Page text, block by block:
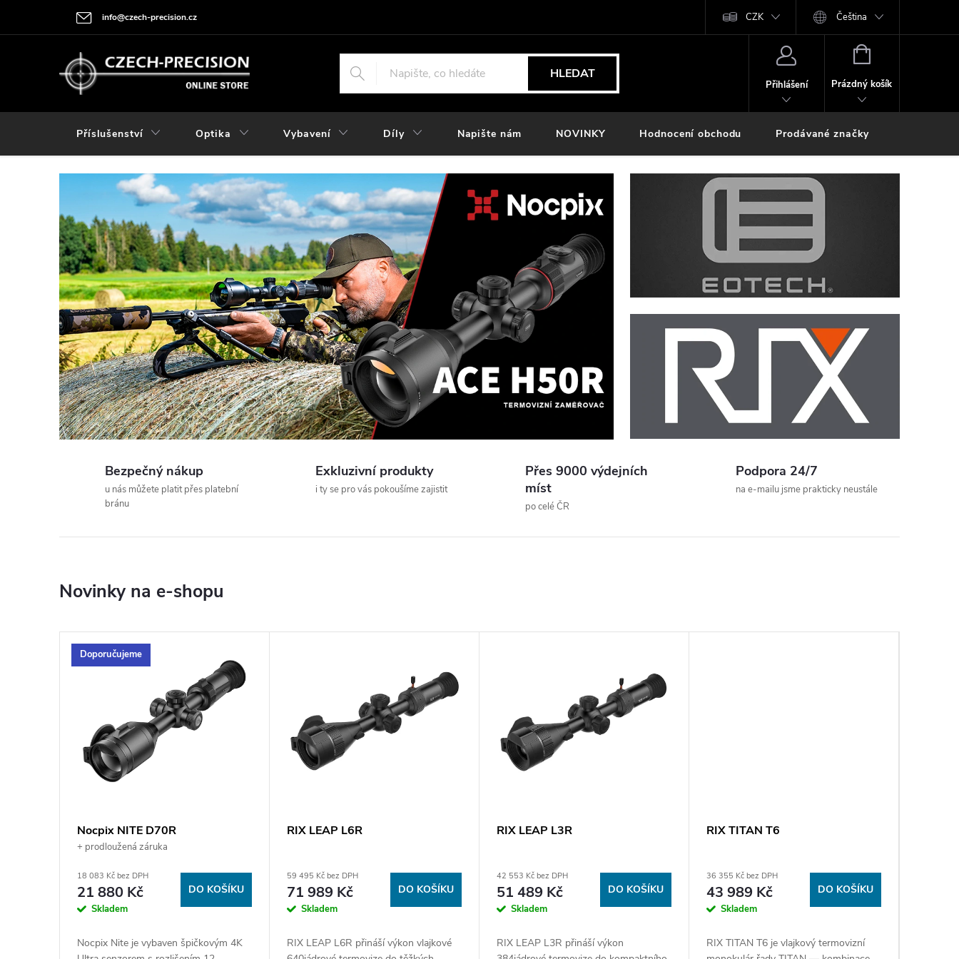
info@czech-precision.cz CZK Čeština
HLEDAT
Přihlášení
NÁKUPNÍ
Prázdný košík
Příslušenství Optika Vybavení Díly Napište nám NOVINKY Hodnocení obchodu Prodávané značky
V
í
t
á
m
e
v
á
c
z
e
Bezpečný nákup
u nás můžete platit přes platební
bránu
Exkluzivní produkty
i ty se pro vás pokoušíme zajistit
Přes 9000 výdejních
míst
po celé ČR
Podpora 24/7
na e-mailu jsme prakticky neustále
Novinky na e-shopu
Doporučujeme
Nocpix NITE D70R
+ prodloužená záruka
18 083 Kč bez DPH
21 880 Kč
Skladem
DO KOŠÍKU
Nocpix Nite je vybaven špičkovým 4K
RIX LEAP L6R
59 495 Kč bez DPH
71 989 Kč
Skladem
DO KOŠÍKU
RIX LEAP L6R přináší výkon vlajkové
RIX LEAP L3R
42 553 Kč bez DPH
51 489 Kč
Skladem
DO KOŠÍKU
RIX LEAP L3R přináší výkon
RIX TITAN T6
36 355 Kč bez DPH
43 989 Kč
Skladem
DO KOŠÍKU
RIX TITAN T6 je vlajkový termovizní